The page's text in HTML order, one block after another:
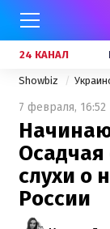
24 КАНАЛ
Showbiz
7 февраля, 16:52
Начинаю
Осадчая
слухи о
России